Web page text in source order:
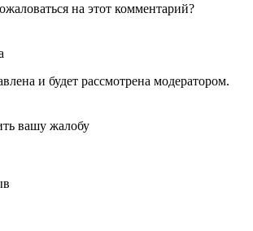
на этот комментарий?
и будет рассмотрена модератором.
вашу жалобу